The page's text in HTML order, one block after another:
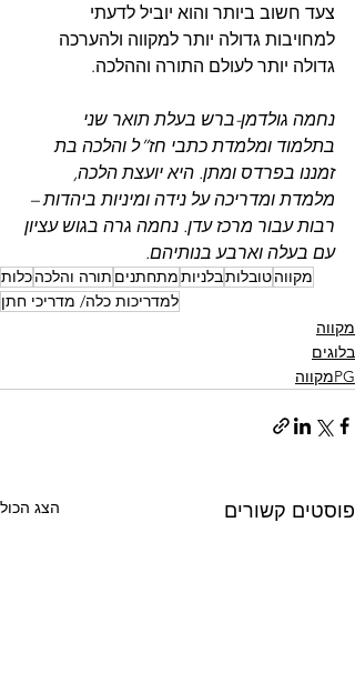
צעד חשוב ביותר והוא יוביל לדעתי
למחויבות גדולה יותר למקווה ולהערכה
גדולה יותר לעולם התורה וההלכה.
נחמה גולדמן-ברש בעלת תואר שני
בתלמוד ומלמדת כתבי חז”ל והלכה בת
זמננו בפרדס ומתן. היא יועצת הלכה,
מלמדת ומדריכה על נידה ומיניות ביהדות –
רבות עבור מרכז עדן. נחמה גרה בגוש עציון
עם בעלה וארבע בנותיהם.
מקווהטובלותבלניותמתחתנים תורה והלכהכלות
למדריכות כלה/ מדריכי חתן
מקווה
בלוגים
PGמקווה
פוסטים קשורים הצג הכול